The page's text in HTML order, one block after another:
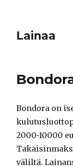
Lainaa
Bondora on
2000-10000
väliltä.